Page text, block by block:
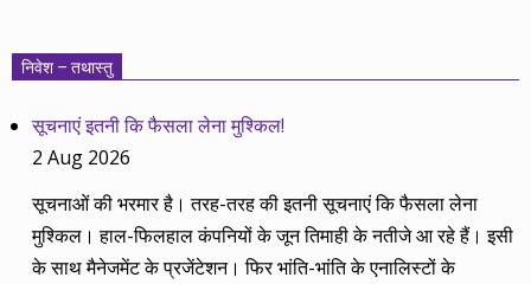
निवेश – तथास्तु
सूचनाएं इतनी कि फैसला लेना मुश्किल!
2 Aug 2026
सूचनाओं की भरमार है। तरह-तरह की इतनी सूचनाएं कि फैसला लेना
मुश्किल। हाल-फिलहाल कंपनियों के जून तिमाही के नतीजे आ रहे हैं। इसी
के साथ मैनेजमेंट के प्रजेंटेशन। फिर भांति-भांति के एनालिस्टों के